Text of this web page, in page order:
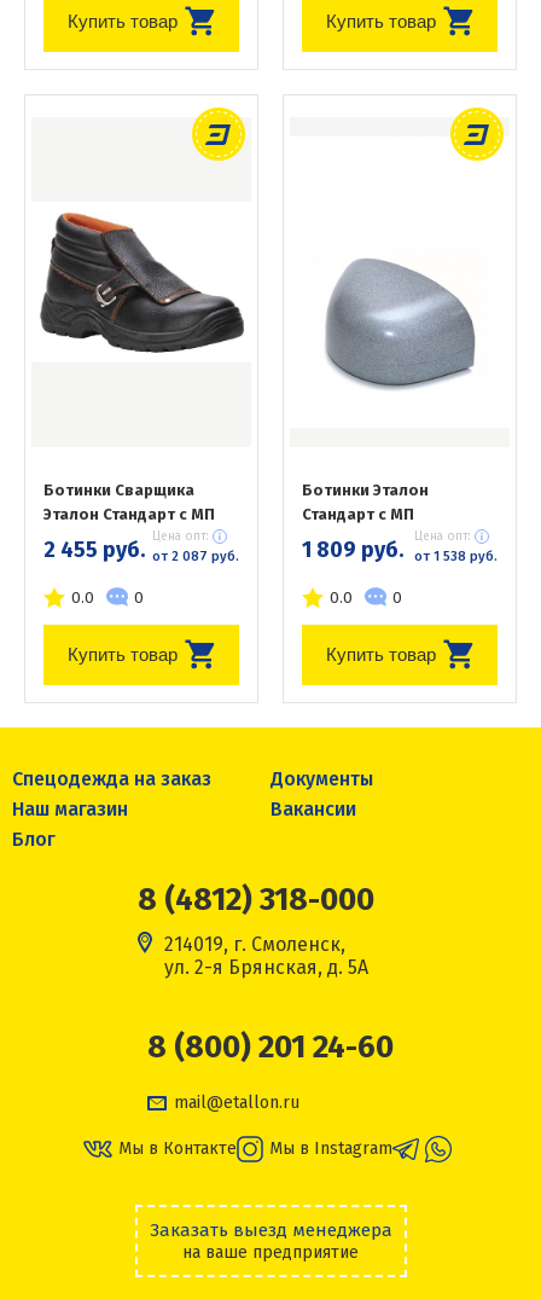
Купить товар Купить товар
Ботинки Сварщика
Эталон Стандарт с МП
2 455 руб. Цена опт:
от 2 087 руб.
0.0 0
Купить товар
Ботинки Эталон
Стандарт с МП
1 809 руб. Цена опт:
от 1 538 руб.
0.0 0
Купить товар
Спецодежда на заказ
Документы
Наш магазин
Вакансии
Блог
8 (4812) 318-000
214019, г. Смоленск,
ул. 2-я Брянская, д. 5А
8 (800) 201 24-60
mail@etallon.ru
Мы в Контакте Мы в Instagram
Заказать выезд менеджера
на ваше предприятие